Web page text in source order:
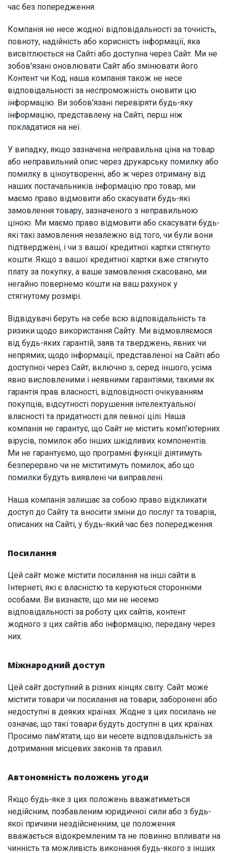
час без попередження.
Компанія не несе жодної відповідальності за точність,
повноту, надійність або корисність інформації, яка
висвітлюється на Сайті або доступна через Сайт. Ми не
зобов'язані оновлювати Сайт або змінювати його
Контент чи Код; наша компанія також не несе
відповідальності за неспроможність оновити цю
інформацію. Ви зобов'язані перевіряти будь-яку
інформацію, представлену на Сайті, перш ніж
покладатися на неї.
У випадку, якщо зазначена неправильна ціна на товар
або неправильний опис через друкарську помилку або
помилку в ціноутворенні, або ж через отриману від
наших постачальників інформацію про товар, ми
маємо право відмовити або скасувати будь-які
замовлення товару, зазначеного з неправильною
ціною. Ми маємо право відмовити або скасувати будь-
які такі замовлення незалежно від того, чи були вони
підтверджені, і чи з вашої кредитної картки стягнуто
кошти. Якщо з вашої кредитної картки вже стягнуто
плату за покупку, а ваше замовлення скасовано, ми
негайно повернемо кошти на ваш рахунок у
стягнутому розмірі.
Відвідувачі беруть на себе всю відповідальність та
ризики щодо використання Сайту. Ми відмовляємося
від будь-яких гарантій, заяв та тверджень, явних чи
непрямих, щодо інформації, представленої на Сайті або
доступної через Сайт, включно з, серед іншого, усіма
явно висловленими і неявними гарантіями, такими як
гарантія прав власності, відповідності очікуванням
покупців, відсутності порушення інтелектуальної
власності та придатності для певної цілі. Наша
компанія не гарантує, що Сайт не містить комп'ютерних
вірусів, помилок або інших шкідливих компонентів.
Ми не гарантуємо, що програмні функції діятимуть
безперервно чи не міститимуть помилок, або що
помилки будуть виявлені чи виправлені.
Наша компанія залишає за собою право відкликати
доступ до Сайту та вносити зміни до послуг та товарів,
описаних на Сайті, у будь-який час без попередження.
Посилання
Цей сайт може містити посилання на інші сайти в
Інтернеті, які є власністю та керуються сторонніми
особами. Ви визнаєте, що ми не несемо
відповідальності за роботу цих сайтів, контент
жодного з цих сайтів або інформацію, передану через
них.
Міжнародний доступ
Цей сайт доступний в різних кінцях світу. Сайт може
містити товари чи посилання на товари, заборонені або
недоступні в деяких країнах. Жодне з цих посилань не
означає, що такі товари будуть доступні в цих країнах.
Просимо пам’ятати, що ви несете відповідальність за
дотримання місцевих законів та правил.
Автономність положень угоди
Якщо будь-яке з цих положень вважатиметься
недійсним, позбавленим юридичної сили або з будь-
якої причини нездійсненним, це положення
вважається відокремленим та не повинно впливати на
чинність та можливість виконання будь-якого з інших